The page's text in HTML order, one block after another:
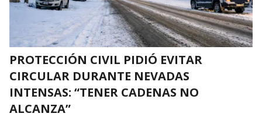
PROTECCIÓN CIVIL PIDIÓ EVITAR
CIRCULAR DURANTE NEVADAS
INTENSAS: “TENER CADENAS NO
ALCANZA”